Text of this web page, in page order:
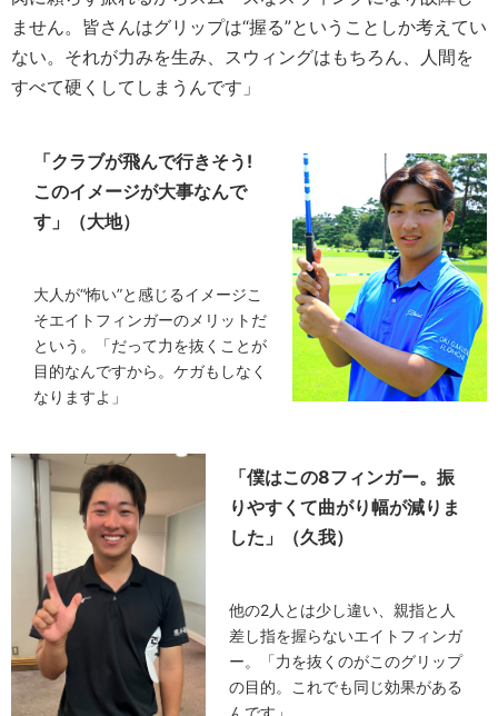
ません。皆さんはグリップは“握る”ということしか考えてい
ない。それが力みを生み、スウィングはもちろん、人間を
すべて硬くしてしまうんです」
「クラブが飛んで行きそう!
このイメージが大事なんで
す」（大地）
大人が“怖い”と感じるイメージこ
そエイトフィンガーのメリットだ
という。「だって力を抜くことが
目的なんですから。ケガもしなく
なりますよ」
「僕はこの8フィンガー。振
りやすくて曲がり幅が減りま
した」（久我）
他の2人とは少し違い、親指と人
差し指を握らないエイトフィンガ
ー。「力を抜くのがこのグリップ
の目的。これでも同じ効果がある